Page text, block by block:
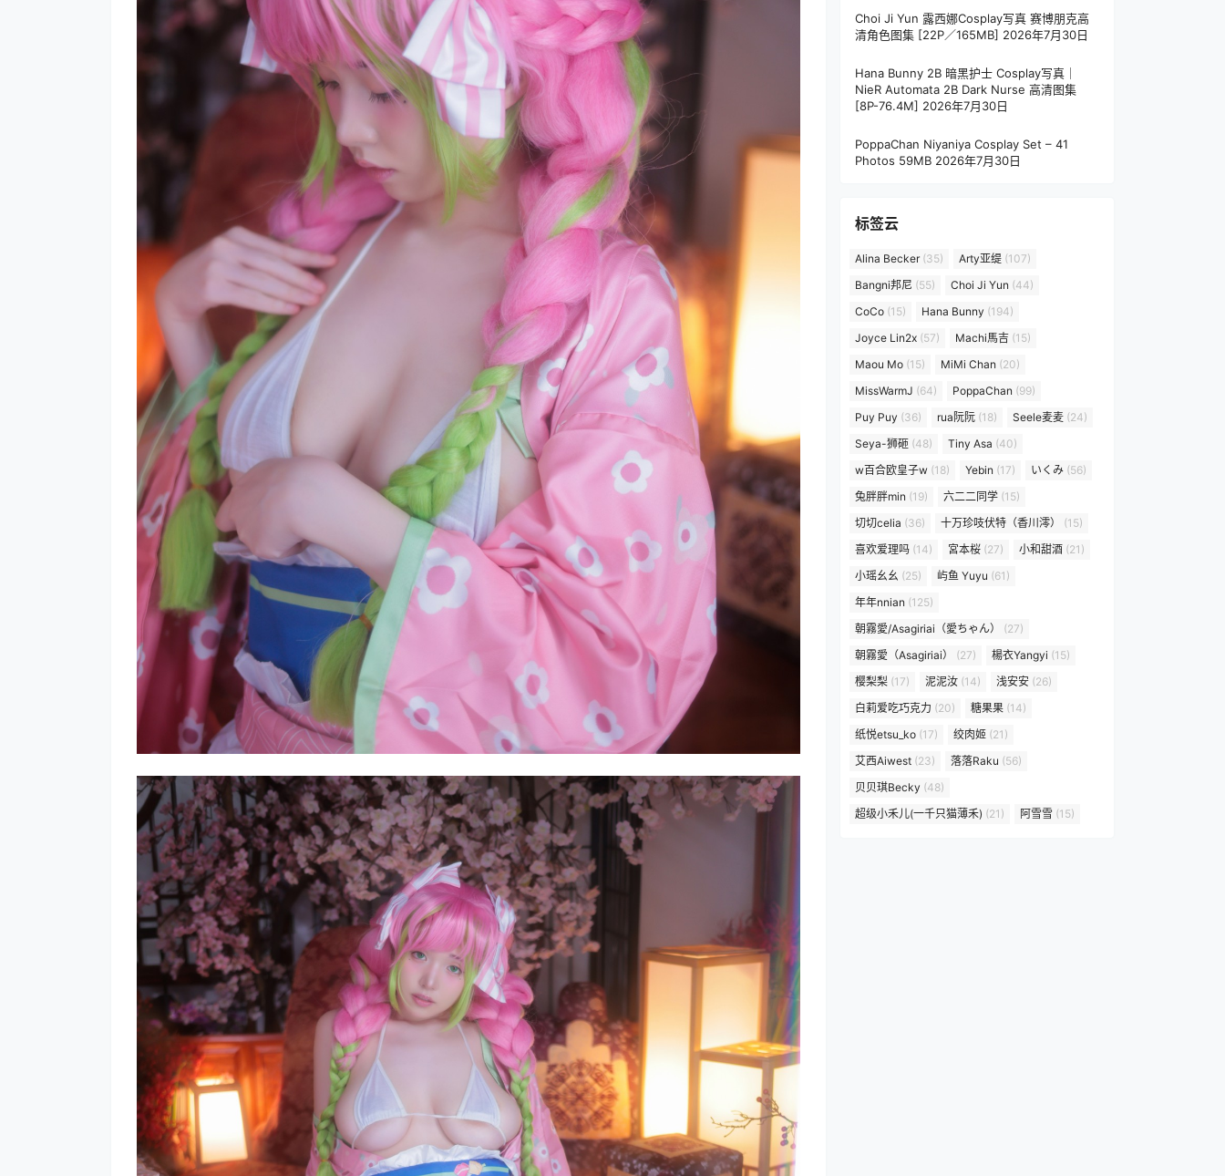
Choi Ji Yun 露西娜Cosplay写真 赛博朋克高
清角色图集 [22P／165MB] 2026年7月30日
Hana Bunny 2B 暗黑护士 Cosplay写真｜
NieR Automata 2B Dark Nurse 高清图集
[8P-76.4M] 2026年7月30日
PoppaChan Niyaniya Cosplay Set – 41
Photos 59MB 2026年7月30日
标签云
Alina Becker(35) Arty亚缇 (107)
Bangni邦尼 (55) Choi Ji Yun (44)
CoCo (15) Hana Bunny (194)
Joyce Lin2x (57) Machi馬吉 (15)
Maou Mo (15) MiMi Chan (20)
MissWarmJ (64) PoppaChan (99)
Puy Puy (36) rua阮阮 (18) Seele麦麦 (24)
Seya-狮砸 (48) Tiny Asa (40)
w百合欧皇子w (18) Yebin (17) いくみ (56)
兔胖胖min (19) 六二二同学 (15)
切切celia (36) 十万珍吱伏特（香川澪）
(15)
喜欢爱理吗 (14) 宮本桜 (27) 小和甜酒 (21)
小瑶幺幺 (25) 屿鱼 Yuyu (61)
年年nnian (125)
朝霧愛/Asagiriai（愛ちゃん）
(27)
朝霧愛（Asagiriai）
(27) 楊衣Yangyi (15)
樱梨梨 (17) 泥泥汝 (14) 浅安安 (26)
白莉爱吃巧克力 (20) 糖果果 (14)
纸悦etsu_ko (17) 绞肉姬 (21)
艾西Aiwest (23) 落落Raku (56)
贝贝琪Becky (48)
超级小禾儿(一千只猫薄禾) (21) 阿雪雪 (15)